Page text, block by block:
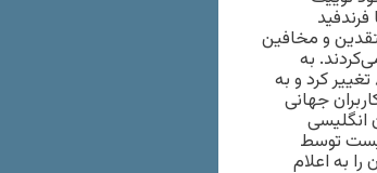
و مخافین
به
گفته‌ی کاربران قدیمی توییتر، فضای این شبکه‌ی اجتماعی با تاثیر از وقایع سال ۸۸ تغییر کرد و به
جهانی
انگلیسی
برای اختلال در ردیابی اعضای ۲۰ نفره لیست توسط
به اعلام